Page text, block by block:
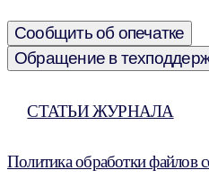
Сообщить об опечатке
Обращение в
СТАТЬИ ЖУРНАЛА
Политика обработки файлов